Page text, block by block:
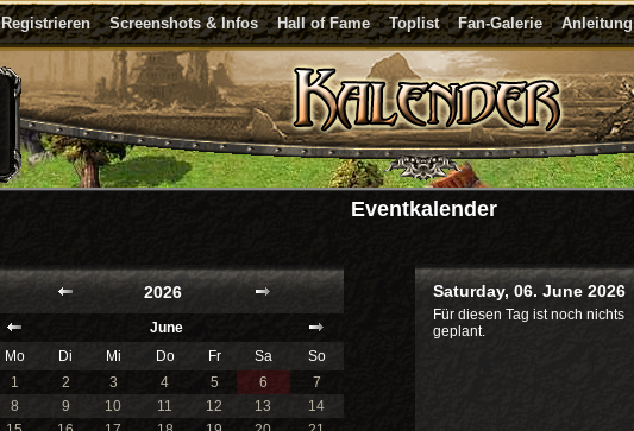
Registrieren Screenshots & Infos Hall of Fame Toplist Fan-Galerie Anleitung
Eventkalender
2026
June
Mo
Di Mi Do Fr Sa
So
1
2 3 4 5 6
7
8
9 10 11 12 13
14
Saturday, 06. June 2026
Für diesen Tag ist noch nichts
geplant.